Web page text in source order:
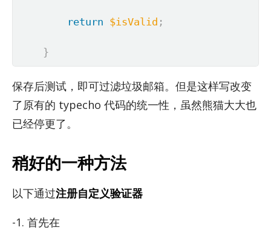
return $isValid ;
}
保存后测试，即可过滤垃圾邮箱。但是这样写改变
了原有的 type­cho 代码的统一性，虽然熊猫大大也
已经停更了。
稍好的一种方法
以下通过注册自定义验证器
-1. 首先在